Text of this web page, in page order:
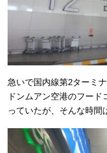
急いで国内線第2ターミナ
ドンムアン空港のフー
っていたが、そんな時間